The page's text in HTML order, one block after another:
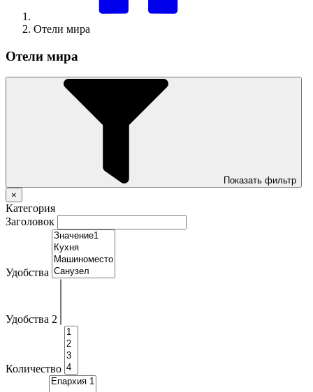
Отели мира
Отели мира
Показать фильтр
×
Категория
Заголовок
Удобства
Удобства 2
Количество